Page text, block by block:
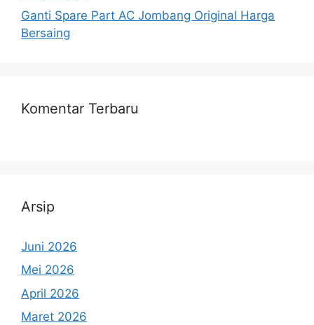
Ganti Spare Part AC Jombang Original Harga
Bersaing
Komentar Terbaru
Arsip
Juni 2026
Mei 2026
April 2026
Maret 2026